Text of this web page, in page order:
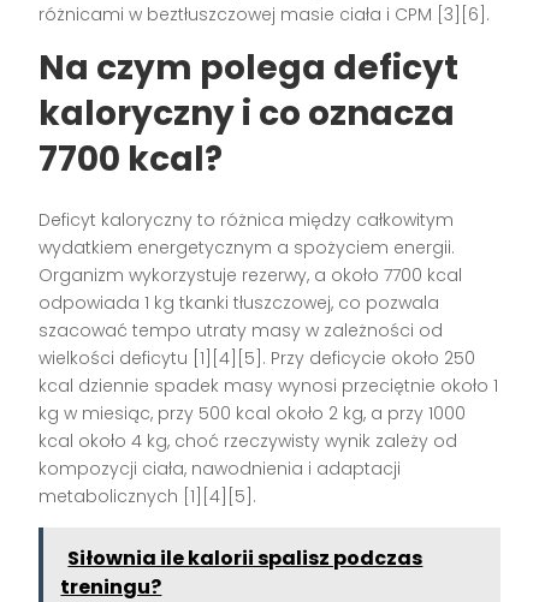
różnicami w beztłuszczowej masie ciała i CPM [3][6].
Na czym polega deficyt
kaloryczny i co oznacza
7700 kcal?
Deficyt kaloryczny to różnica między całkowitym
wydatkiem energetycznym a spożyciem energii.
Organizm wykorzystuje rezerwy, a około 7700 kcal
odpowiada 1 kg tkanki tłuszczowej, co pozwala
szacować tempo utraty masy w zależności od
wielkości deficytu [1][4][5]. Przy deficycie około 250
kcal dziennie spadek masy wynosi przeciętnie około 1
kg w miesiąc, przy 500 kcal około 2 kg, a przy 1000
kcal około 4 kg, choć rzeczywisty wynik zależy od
kompozycji ciała, nawodnienia i adaptacji
metabolicznych [1][4][5].
Siłownia ile kalorii spalisz podczas
treningu?